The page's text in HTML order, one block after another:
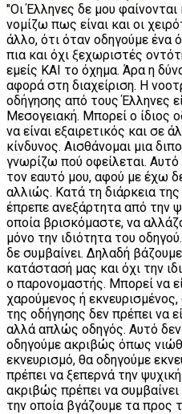
"Οι Έλληνες δε μου
νομίζω πως είναι και οι
άλλο, ότι όταν οδηγούμε ένα
πια και όχι ξεχωριστές
εμείς ΚΑΙ το όχημα. Άρα η
αφορά στη διαχείριση. Η
οδήγησης από τους Έλληνες
Μεσογειακή. Μπορεί ο ίδιος
να είναι εξαιρετικός και σε
κίνδυνος. Αισθάνομαι μια
γνωρίζω πού οφείλεται.
τον εαυτό μου, αφού με έχω
αλλιώς. Κατά τη διάρκεια
έπρεπε ανεξάρτητα από την
οποία βρισκόμαστε, να
μόνο την ιδιότητα του
δε συμβαίνει. Δηλαδή
κατάστασή μας και όχι την
ο παρονομαστής. Μπορεί να
χαρούμενος ή
της οδήγησης δεν πρέπει να
αλλά απλώς οδηγός. Αυτό
οδηγούμε ακριβώς όπως
εκνευρισμό, θα οδηγούμε
πρέπει να ξεπερνά την
ακριβώς πρέπει να
την οποία βγάζουμε τα προς